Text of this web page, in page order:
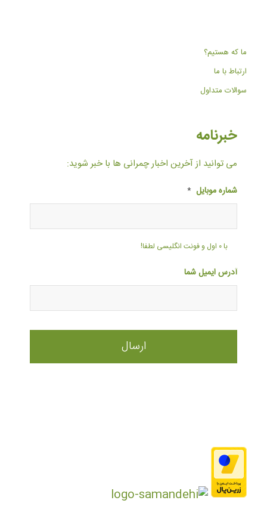
ما که هستیم؟
ارتباط با ما
سوالات متداول
خبرنامه
می توانید از آخرین اخبار چمرانی ها با خبر شوید:
شماره موبایل *
با ۰ اول و فونت انگلیسی لطفا!
آدرس ایمیل شما